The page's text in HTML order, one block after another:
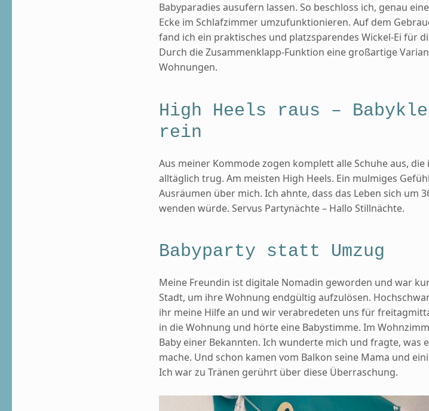
Babyparadies ausufern lassen. So beschloss ich, genau
Ecke im Schlafzimmer umzufunktionieren. Auf dem
fand ich ein praktisches und platzsparendes Wickel-Ei für
Durch die Zusammenklapp-Funktion eine großartige
Wohnungen.
High Heels raus –
rein
Aus meiner Kommode zogen komplett alle Schuhe aus, die
alltäglich trug. Am meisten High Heels. Ein mulmiges
Ausräumen über mich. Ich ahnte, dass das Leben sich um
wenden würde. Servus Partynächte – Hallo Stillnächte.
Babyparty statt Umzug
Meine Freundin ist digitale Nomadin geworden und war
Stadt, um ihre Wohnung endgültig aufzulösen.
ihr meine Hilfe an und wir verabredeten uns für
in die Wohnung und hörte eine Babystimme. Im
Baby einer Bekannten. Ich wunderte mich und fragte, was
mache. Und schon kamen vom Balkon seine Mama und
Ich war zu Tränen gerührt über diese Überraschung.